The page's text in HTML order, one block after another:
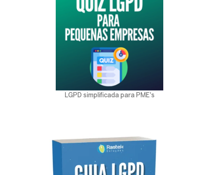
LGPD simplificada para PME's